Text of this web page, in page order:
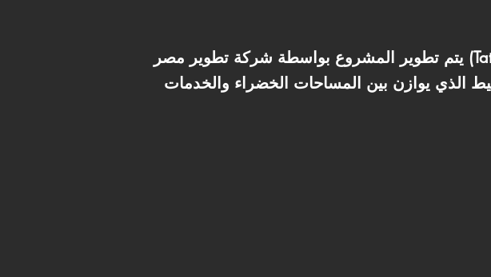
يتم تطوير المشروع بواسطة شركة تطوير مصر (Tatweer Misr)، وهي شركة تطوير عقاري معروفة بتنفيذ مشروعات
الذي يوازن بين المساحات الخضراء والخدمات